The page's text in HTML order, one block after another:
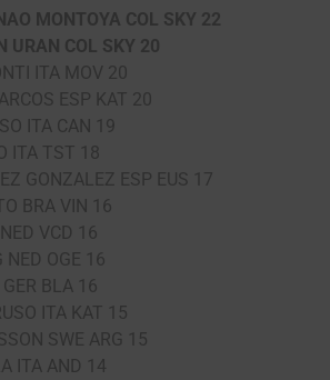
MONTOYA COL SKY 22
URAN COL SKY 20
ITA MOV 20
ESP KAT 20
ITA CAN 19
ITA TST 18
GONZALEZ ESP EUS 17
BRA VIN 16
VCD 16
NED OGE 16
BLA 16
ITA KAT 15
SWE ARG 15
ITA AND 14